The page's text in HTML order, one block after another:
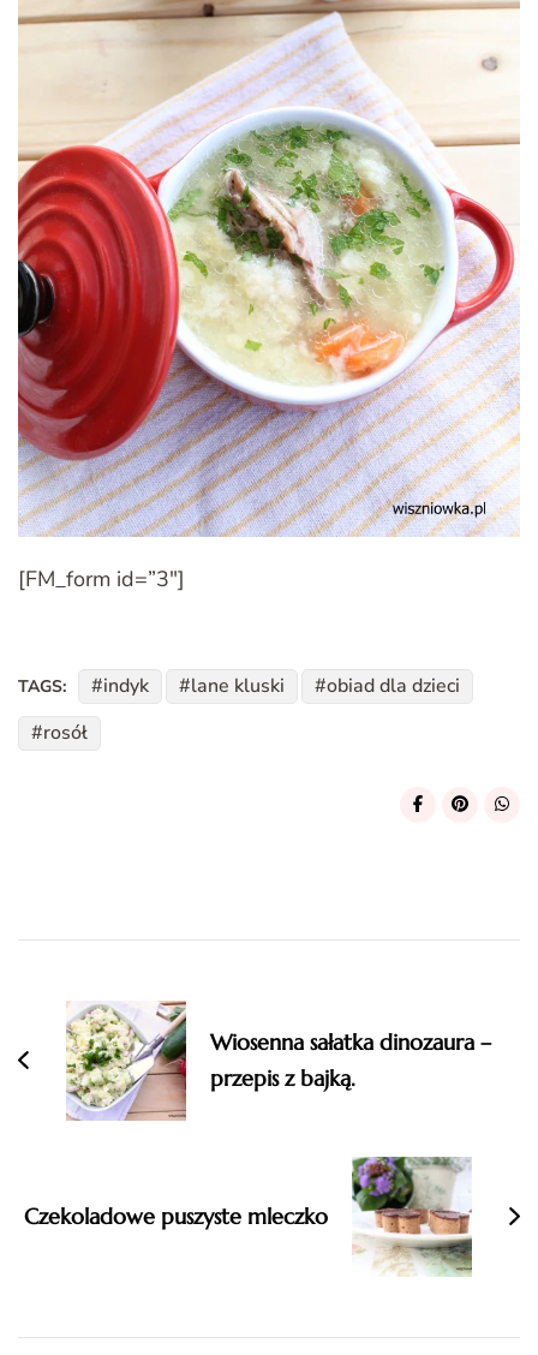
[FM_form id=”3″]
TAGS: indyk lane kluski
obiad dla dzieci
rosół
Navigation
Wiosenna sałatka dinozaura –
przepis z bajką.
Czekoladowe puszyste mleczko